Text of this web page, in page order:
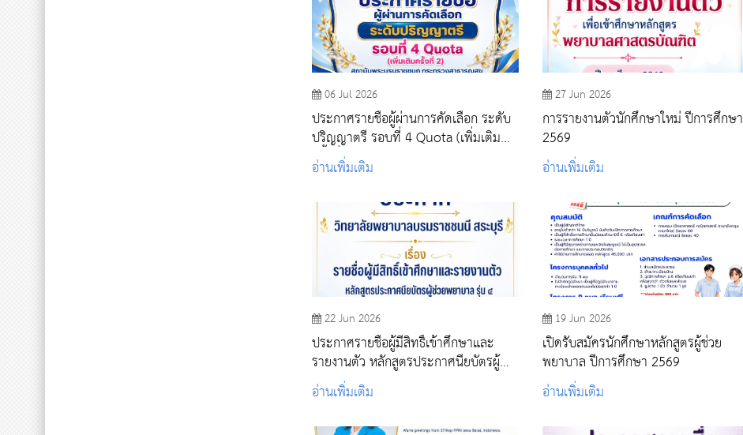
06 Jul 2026
ประกาศรายชื่อผู้ผ่านการคัดเลือก ระดับ
ปริญญาตรี รอบที่ 4 Quota (เพิ่มเติม
ครั้งที่ 2)
อ่านเพิ่มเติม
27 Jun 2026
การรายงานตัวนักศึกษาใหม่ ปีการศึกษา
2569
อ่านเพิ่มเติม
22 Jun 2026
ประกาศรายชื่อผู้มีสิทธิ์เข้าศึกษาและ
รายงานตัว หลักสูตรประกาศนียบัตรผู้
ช่วยพยาบาล รุ่น ๔ ประจำปีการศึกษา
๒๕๖๙ (รอบแรก)
อ่านเพิ่มเติม
19 Jun 2026
เปิดรับสมัครนักศึกษาหลักสูตรผู้ช่วย
พยาบาล ปีการศึกษา 2569
อ่านเพิ่มเติม